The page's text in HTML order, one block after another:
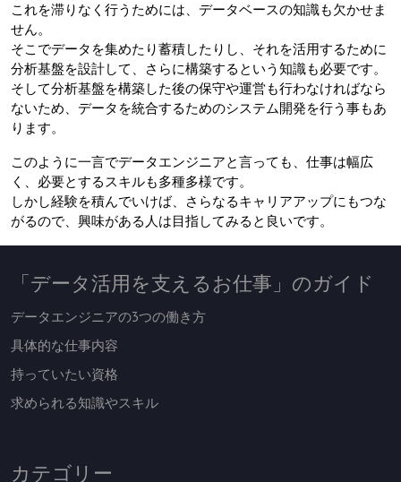
これを滞りなく行うためには、データベースの知識も欠かせま
せん。
そこでデータを集めたり蓄積したりし、それを活用するために
分析基盤を設計して、さらに構築するという知識も必要です。
そして分析基盤を構築した後の保守や運営も行わなければなら
ないため、データを統合するためのシステム開発を行う事もあ
ります。
このように一言でデータエンジニアと言っても、仕事は幅広
く、必要とするスキルも多種多様です。
しかし経験を積んでいけば、さらなるキャリアアップにもつな
がるので、興味がある人は目指してみると良いです。
「データ活用を支えるお仕事」のガイド
データエンジニアの3つの働き方
具体的な仕事内容
持っていたい資格
求められる知識やスキル
カテゴリー